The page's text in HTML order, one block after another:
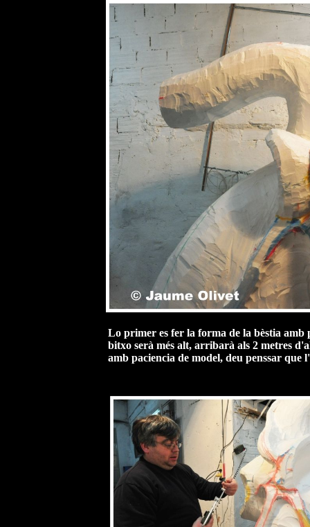
Lo primer es fer la forma de la bèstia
bitxo serà més alt, arribarà als 2 metres
amb paciencia de model, deu penssar